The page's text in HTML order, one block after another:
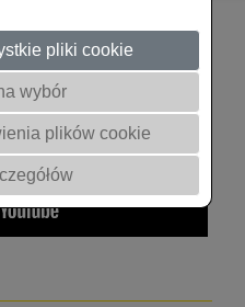
pliki cookie
wybór
plików cookie
02:14 Hodowla odmian
Ratajczak,
- 06:04 Odmiany
Polska 06:05 - 17:40
korzeniowy i
rośliny –Piotr
17:41 - 39:05 Ocena
odżywianie rzepaku
- 41:14 Ochrona
– dr Marcin Łański,